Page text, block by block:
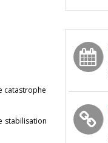
catastrophe
stabilisation